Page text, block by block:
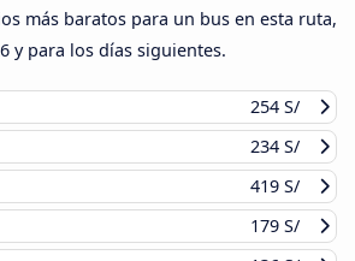
más baratos para un bus en esta ruta,
y para los días siguientes.
254 S/
234 S/
419 S/
179 S/